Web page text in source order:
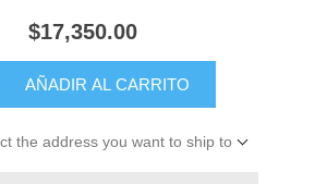
$17,350.00
AÑADIR AL CARRITO
the address you want to ship to